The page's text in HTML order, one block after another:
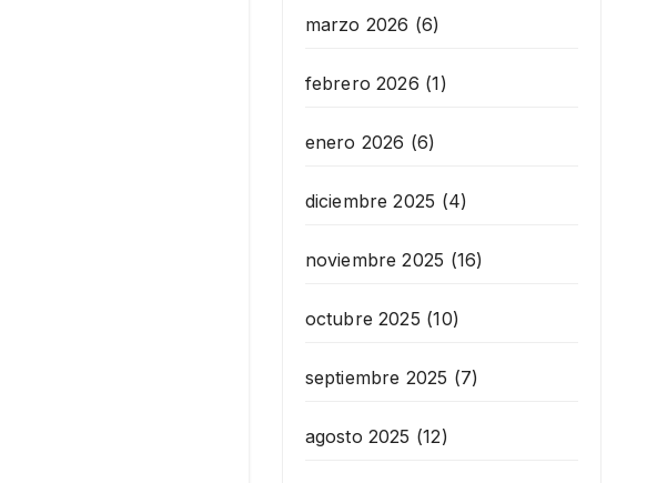
marzo 2026 (6)
febrero 2026 (1)
enero 2026 (6)
diciembre 2025 (4)
noviembre 2025 (16)
octubre 2025 (10)
septiembre 2025 (7)
agosto 2025 (12)